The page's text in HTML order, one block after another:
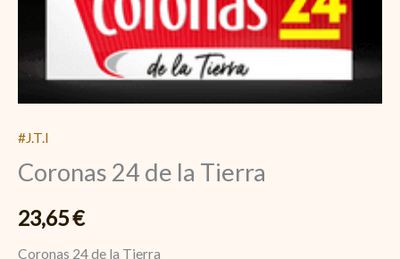
#J.T.I
Coronas 24 de la Tierra
23,65€
Coronas 24 de la Tierra